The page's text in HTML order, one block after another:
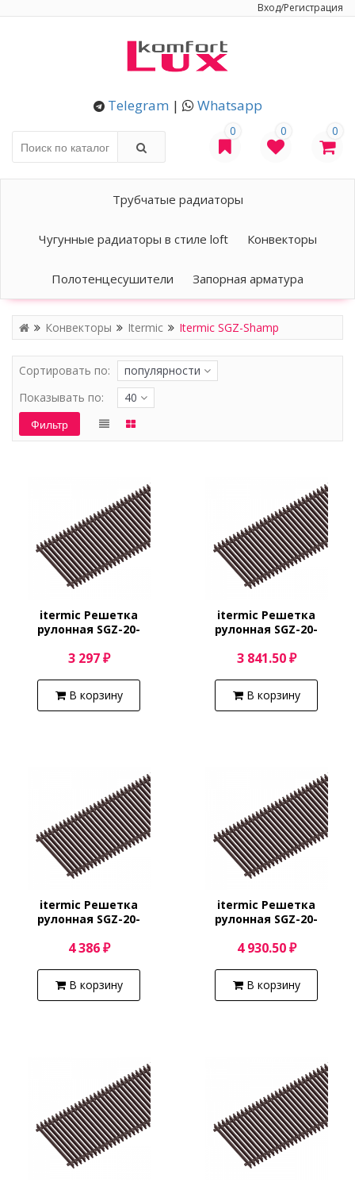
Вход/Регистрация
Telegram | Whatsapp
0 0 0
Трубчатые радиаторы
Чугунные радиаторы в стиле loft Конвекторы
Полотенцесушители Запорная арматура
Конвекторы Itermic Itermic SGZ-Shamp
Сортировать по:
популярности
Показывать по:
40
Фильтр
itermic Решетка
рулонная SGZ-20-
3 297 ₽
В корзину
itermic Решетка
рулонная SGZ-20-
3 841.50 ₽
В корзину
itermic Решетка
рулонная SGZ-20-
4 386 ₽
В корзину
itermic Решетка
рулонная SGZ-20-
4 930.50 ₽
В корзину